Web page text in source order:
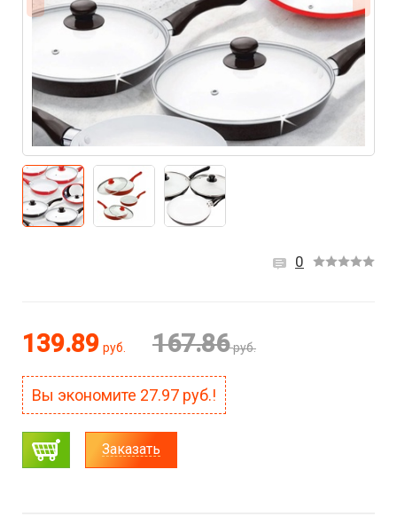
0
139.89 руб. 167.86 руб.
Вы экономите 27.97 руб.!
Заказать